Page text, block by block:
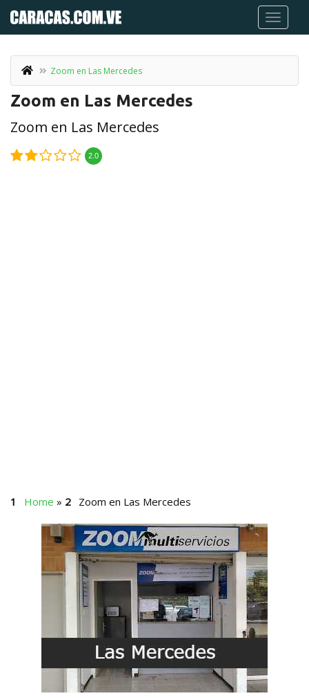
Zoom en Las Mercedes
Zoom en Las Mercedes
Zoom en Las Mercedes
2.0
Home » Zoom en Las Mercedes